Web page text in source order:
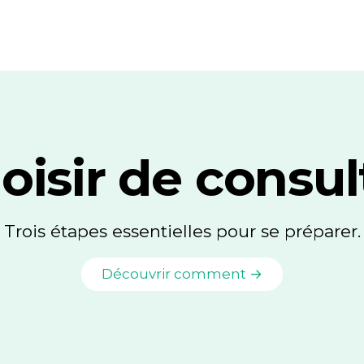
de
Trois étapes essentielles pour se préparer.
Découvrir comment →